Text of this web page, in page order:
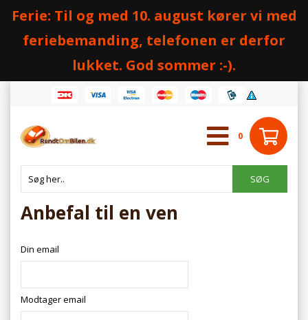
Ferie: Til og med 10. august kører vi med
feriebemanding, telefonen er derfor
lukket. God sommer :-).
0
Anbefal til en ven
Din email
Modtager email